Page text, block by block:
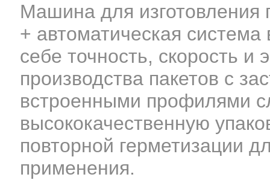
Машина для изготовления
+ автоматическая
себе точность, скорость и
производства пакетов с
встроенными профилями
высококачественную
повторной герметизации
применения.